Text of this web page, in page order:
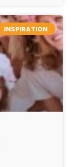
INSPIRATION